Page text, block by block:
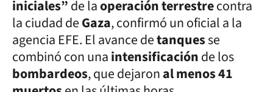
iniciales”de laoperación terrestrecontra
la ciudad deGaza, confirmó un oficial a la
agencia EFE. El avance detanquesse
combinó con unaintensificaciónde los
bombardeos, que dejaronal menos 41